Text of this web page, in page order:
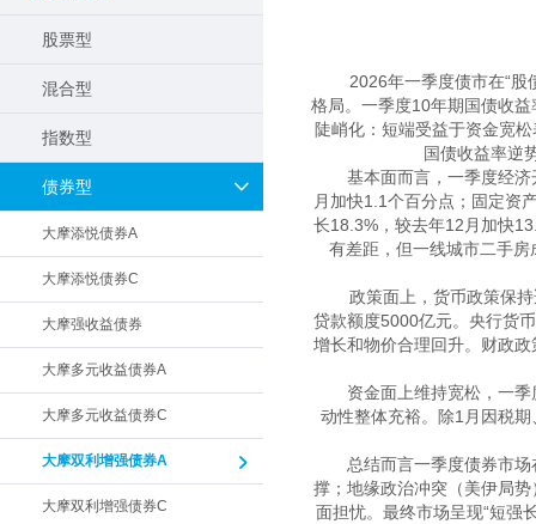
股票型
混合型
指数型
债券型
大摩添悦债券A
大摩添悦债券C
大摩强收益债券
大摩多元收益债券A
大摩多元收益债券C
大摩双利增强债券A
大摩双利增强债券C
2026年一季度债市在“股
格局。一季度10年期国债收
陡峭化：短端受益于资金宽
国债收益率逆
基本面而言，一季度经济
月加快1.1个百分点；固定资
长18.3%，较去年12月加快
有差距，但一线城市二手
政策面上，货币政策保持
贷款额度5000亿元。央行货
增长和物价合理回升。财政
资金面上维持宽松，一季
动性整体充裕。除1月因税
总结而言一季度债券市场
撑；地缘政治冲突（美伊局
面担忧。最终市场呈现“短强